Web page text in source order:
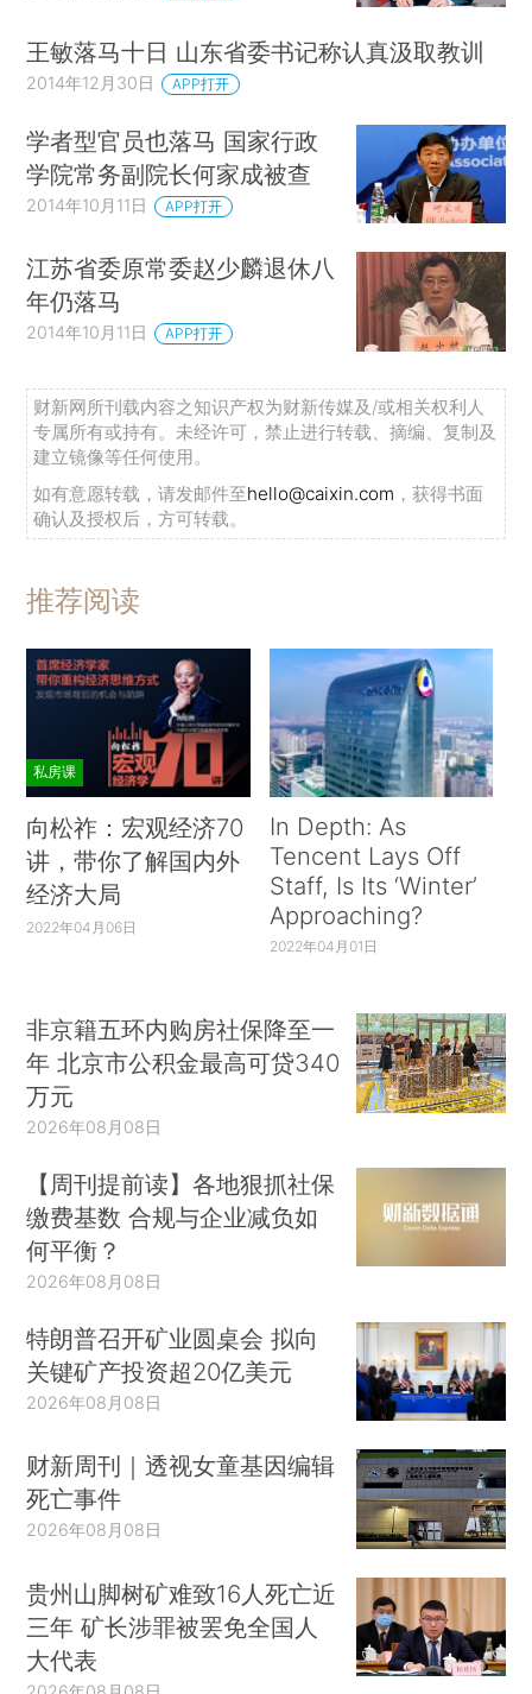
王敏落马十日 山东省委书记称认真汲取教训
2014年12月30日 APP打开
学者型官员也落马 国家行政
学院常务副院长何家成被查
2014年10月11日 APP打开
江苏省委原常委赵少麟退休八
年仍落马
2014年10月11日 APP打开
财新网所刊载内容之知识产权为财新传媒及/或相关权利人
专属所有或持有。未经许可，禁止进行转载、摘编、复制及
建立镜像等任何使用。
如有意愿转载，请发邮件至hello@caixin.com ，获得书面
确认及授权后，方可转载。
推荐阅读
私房课
向松祚：宏观经济70
讲，带你了解国内外
经济大局
2022年04月06日
In Depth: As
Tencent Lays Off
Staff, Is Its ‘Winter’
Approaching?
2022年04月01日
非京籍五环内购房社保降至一
年 北京市公积金最高可贷340
万元
2026年08月08日
【周刊提前读】各地狠抓社保
缴费基数 合规与企业减负如
何平衡？
2026年08月08日
特朗普召开矿业圆桌会 拟向
关键矿产投资超20亿美元
2026年08月08日
财新周刊｜透视女童基因编辑
死亡事件
2026年08月08日
贵州山脚树矿难致16人死亡近
三年 矿长涉罪被罢免全国人
大代表